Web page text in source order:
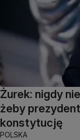
Żurek: nigdy
żeby
konstytucję
POLSKA